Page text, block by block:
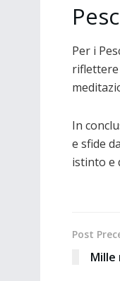
Per i
riflettere
In
e sfide
istinto e
Post
Mille